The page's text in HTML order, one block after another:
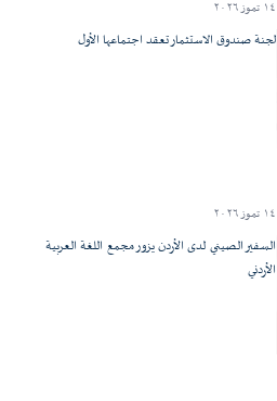
١٤ تموز ٢٠٢٦
لجنة صندوق الاستثمار تعقد اجتماعها الأول
١٤ تموز ٢٠٢٦
السفير الصيني لدى الأردن يزور مجمع اللغة العربية
الأردني